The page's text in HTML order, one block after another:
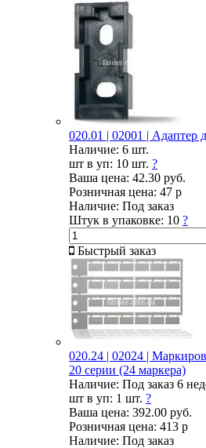
020.01 | 02001 | Адаптер
Наличие: 6 шт.
шт в уп: 10 шт. ?
Ваша цена: 42.30 руб.
Розничная цена: 47 р
Наличие: Под заказ
Штук в упаковке: 10 ?
Быстрый заказ
020.24 | 02024 |
20 серии (24 маркера)
Наличие: Под заказ 6
шт в уп: 1 шт. ?
Ваша цена: 392.00 руб.
Розничная цена: 413 р
Наличие: Под заказ